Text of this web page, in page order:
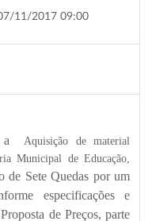
11/2017 09:00
Aquisição de material
Municipal de Educação,
Sete Quedas por um
especificações e
de Preços, parte